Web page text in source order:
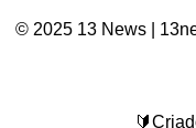
© 2025 13 News |